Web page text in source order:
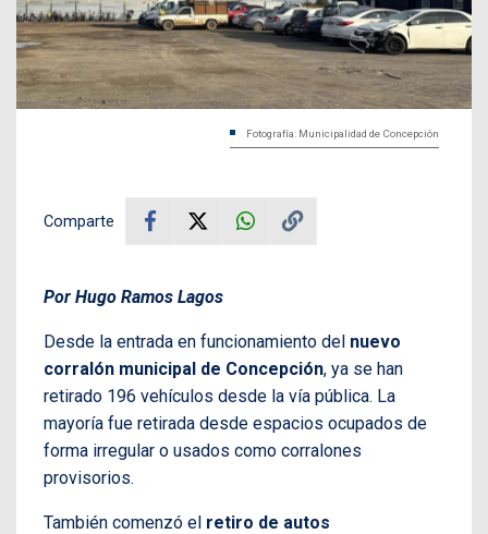
Fotografía: Municipalidad de Concepción
Comparte
Por Hugo Ramos Lagos
Desde la entrada en funcionamiento del nuevo
corralón municipal de Concepción, ya se han
retirado 196 vehículos desde la vía pública. La
mayoría fue retirada desde espacios ocupados de
forma irregular o usados como corralones
provisorios.
También comenzó el retiro de autos